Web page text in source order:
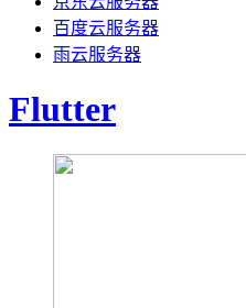
百度云服务器
雨云服务器
Flutter